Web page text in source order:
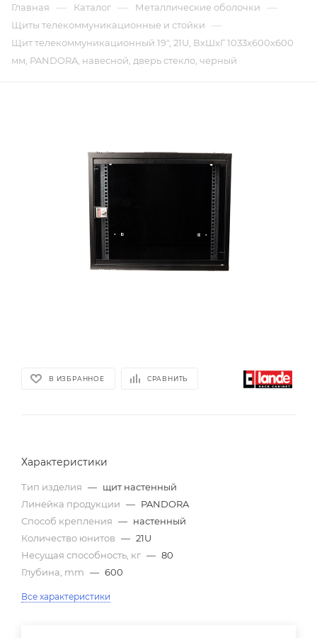
Главная — Каталог — Металлические оболочки —
Щиты телекоммуникационные и стойки —
Щит телекоммуникационный 19", 21U, ВxШxГ 1033x600x600
мм, PANDORA, навесной, дверь стекло, черный
В ИЗБРАННОЕ СРАВНИТЬ
Характеристики
Тип изделия — щит настенный
Линейка продукции — PANDORA
Способ крепления — настенный
Количество юнитов — 21U
Несущая способность, кг — 80
Глубина, mm — 600
Все характеристики